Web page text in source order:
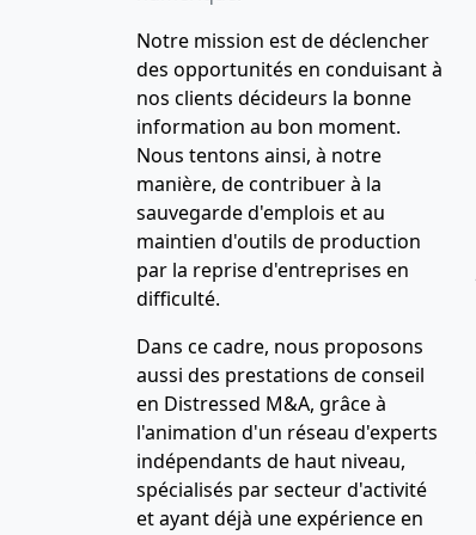
Notre mission est de déclencher
des opportunités en conduisant à
nos clients décideurs la bonne
information au bon moment.
Nous tentons ainsi, à notre
manière, de contribuer à la
sauvegarde d'emplois et au
maintien d'outils de production
par la reprise d'entreprises en
difficulté.
Dans ce cadre, nous proposons
aussi des prestations de conseil
en Distressed M&A, grâce à
l'animation d'un réseau d'experts
indépendants de haut niveau,
spécialisés par secteur d'activité
et ayant déjà une expérience en